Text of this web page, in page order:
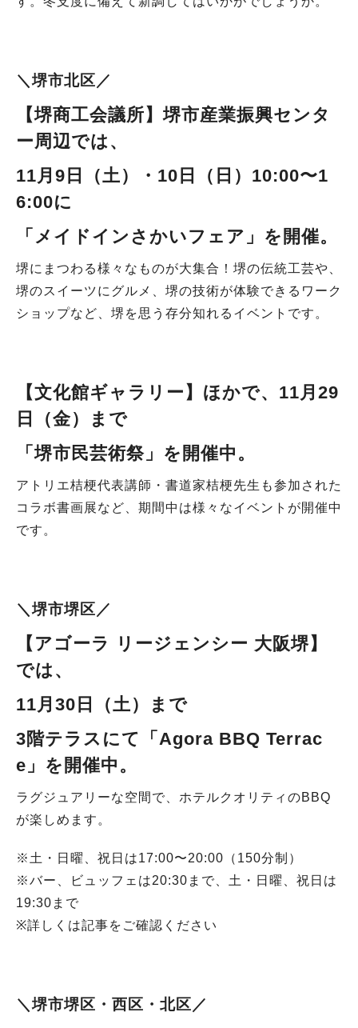
＼堺市北区／
【堺商工会議所】堺市産業振興センタ
ー周辺では、
11月9日（土）・10日（日） 10:00〜1
6:00に
「メイドインさかいフェア」を開催。
堺にまつわる様々なものが大集合！堺の伝統工芸や、
堺のスイーツにグルメ、堺の技術が体験できるワーク
ショップなど、堺を思う存分知れるイベントです。
【文化館ギャラリー 】ほかで、11月29
日（金）まで
「堺市民芸術祭」を開催中 。
アトリエ桔梗代表講師・書道家桔梗先生も参加された
コラボ書画展など、期間中は様々なイベントが開催中
です。
＼堺市堺区／
【アゴーラ リージェンシー 大阪堺】
では、
11月30日（土）まで
3階テラスにて
「Agora BBQ Terrac
e」を開催中 。
ラグジュアリーな空間で、ホテルクオリティのBBQ
が楽しめます。
※土・日曜、祝日は17:00〜20:00（150分制）
※バー、ビュッフェは20:30まで、土・日曜、祝日は
19:30まで
※詳しくは記事をご確認ください
＼堺市堺区・西区・北区／